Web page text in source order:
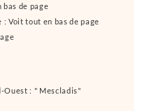
de page
Voit tout en bas de page
Ouest : " Mescladis"